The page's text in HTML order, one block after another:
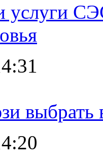
услуги
выбрать